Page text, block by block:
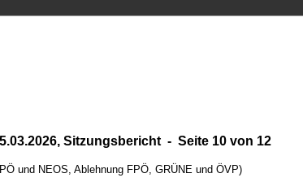
Sitzungsbericht - Seite 10 von 12
und NEOS, Ablehnung FPÖ, GRÜNE und ÖVP)